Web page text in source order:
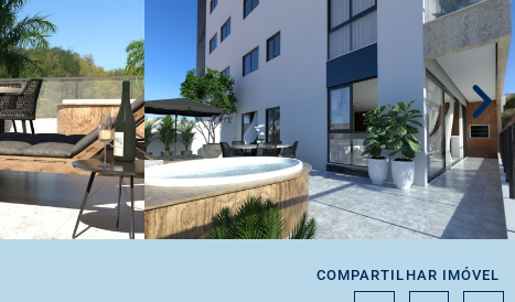
COMPARTILHAR IMÓVEL